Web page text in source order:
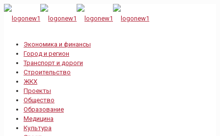
Экономика и финансы
Город и регион
Транспорт и дороги
Строительство
ЖКХ
Проекты
Общество
Образование
Медицина
Культура